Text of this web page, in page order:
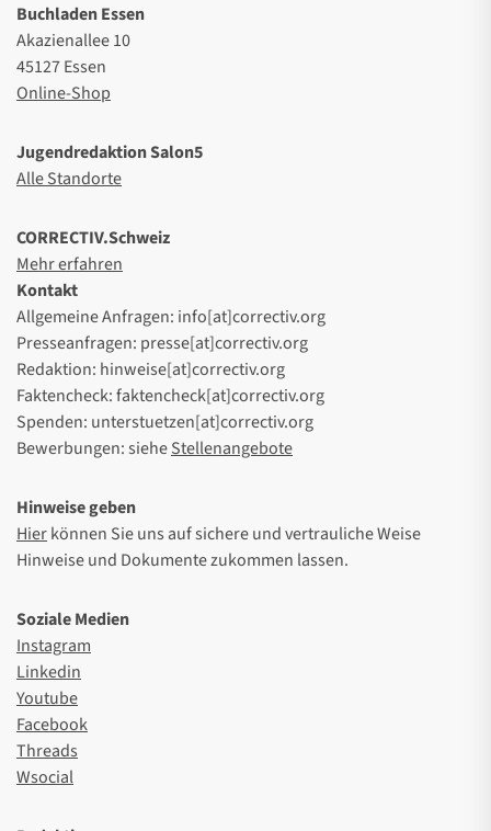
Buchladen Essen
Akazienallee 10
45127 Essen
Online-Shop
Jugendredaktion Salon5
Alle Standorte
CORRECTIV.Schweiz
Mehr erfahren
Kontakt
Allgemeine Anfragen: info[at]correctiv.org
Presseanfragen: presse[at]correctiv.org
Redaktion: hinweise[at]correctiv.org
Faktencheck: faktencheck[at]correctiv.org
Spenden: unterstuetzen[at]correctiv.org
Bewerbungen: sieheStellenangebote
Hinweise geben
Hierkönnen Sie uns auf sichere und vertrauliche Weise
Hinweise und Dokumente zukommen lassen.
Soziale Medien
Instagram
Linkedin
Youtube
Facebook
Threads
Wsocial